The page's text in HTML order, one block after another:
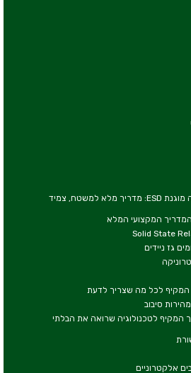
איך מקימים עמדת עבודה מוגנת ESD: מדריך מלא למשטח, צמיד
המקצועי המלא
גז ניידים
המקיף לכל מה שצריך לדעת
סיבוב
המקיף לטכנולוגיה שרואה את הבלתי
אלקטרוניים